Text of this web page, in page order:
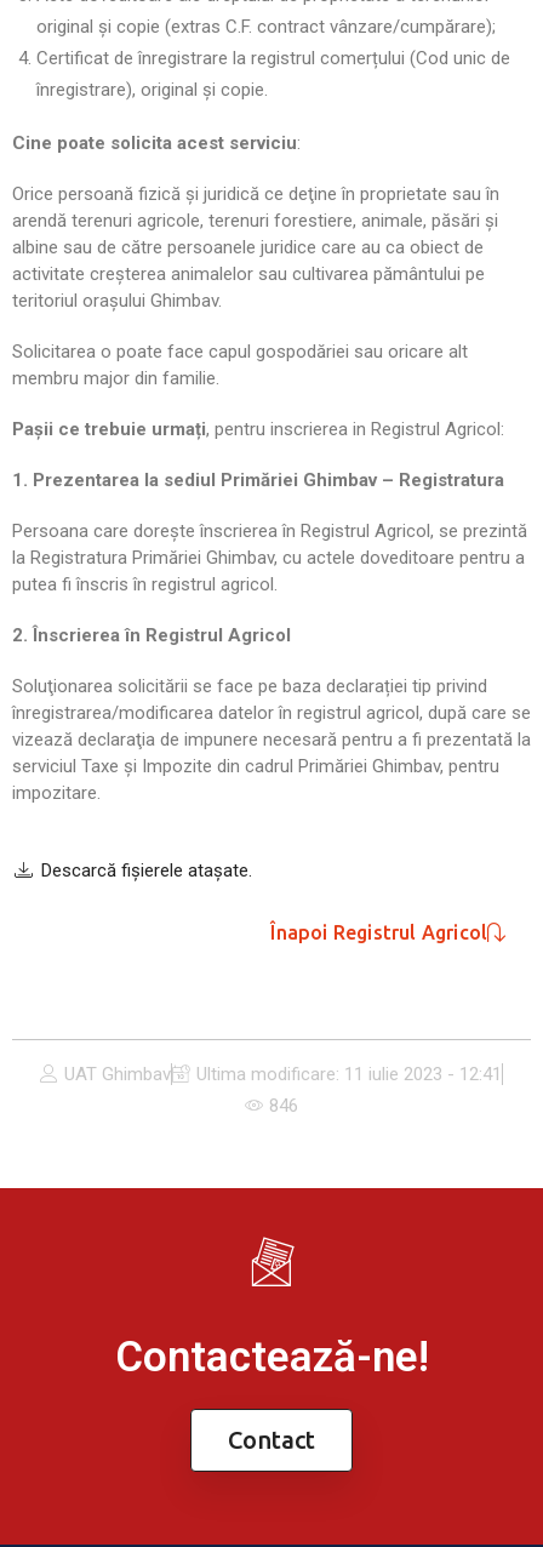
original și copie (extras C.F. contract vânzare/cumpărare);
Certificat de înregistrare la registrul comerțului (Cod unic de
înregistrare), original și copie.
Cine poate solicita acest serviciu:
Orice persoană fizică şi juridică ce deţine în proprietate sau în
arendă terenuri agricole, terenuri forestiere, animale, păsări şi
albine sau de către persoanele juridice care au ca obiect de
activitate creşterea animalelor sau cultivarea pământului pe
teritoriul orașului Ghimbav.
Solicitarea o poate face capul gospodăriei sau oricare alt
membru major din familie.
Pașii ce trebuie urmați, pentru inscrierea in Registrul Agricol:
1. Prezentarea la sediul Primăriei Ghimbav – Registratura
Persoana care dorește înscrierea în Registrul Agricol, se prezintă
la Registratura Primăriei Ghimbav, cu actele doveditoare pentru a
putea fi înscris în registrul agricol.
2. Înscrierea în Registrul Agricol
Soluţionarea solicitării se face pe baza declarației tip privind
înregistrarea/modificarea datelor în registrul agricol, după care se
vizează declaraţia de impunere necesară pentru a fi prezentată la
serviciul Taxe și Impozite din cadrul Primăriei Ghimbav, pentru
impozitare.
Descarcă fişierele ataşate.
Înapoi Registrul Agricol
UAT Ghimbav Ultima modificare: 11 iulie 2023 - 12:41
846
Contactează-ne!
Contact